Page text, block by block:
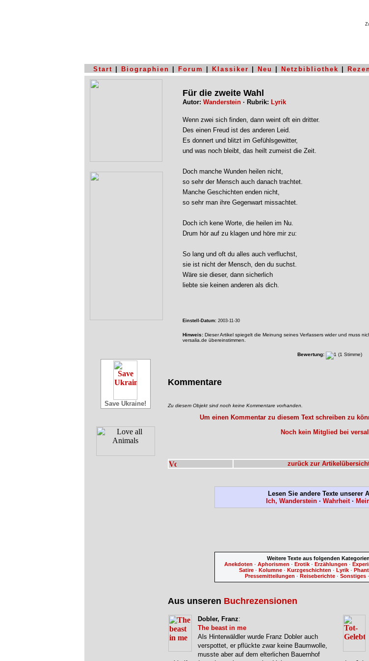
Start Biographien Forum Klassiker Neu Netzbibliothek
Save Ukraine!
Für die zweite Wahl
Autor: Wanderstein · Rubrik: Lyrik
Wenn zwei sich finden, dann weint oft ein dritter.
Des einen Freud ist des anderen Leid.
Es donnert und blitzt im Gefühlsgewitter,
und was noch bleibt, das heilt zumeist die Zeit.
Doch manche Wunden heilen nicht,
so sehr der Mensch auch danach trachtet.
Manche Geschichten enden nicht,
so sehr man ihre Gegenwart missachtet.
Doch ich kene Worte, die heilen im Nu.
Drum hör auf zu klagen und höre mir zu:
So lang und oft du alles auch verfluchst,
sie ist nicht der Mensch, den du suchst.
Wäre sie dieser, dann sicherlich
liebte sie keinen anderen als dich.
Einstell-Datum: 2003-11-30
Hinweis: Dieser Artikel spiegelt die Meinung seines Verfassers wider und muss
versalia.de übereinstimmen.
Bewertung: (1 Stimme)
Kommentare
Zu diesem Objekt sind noch keine Kommentare vorhanden.
Um einen Kommentar zu diesem Text schreiben zu
Noch kein Mitglied bei
zurück zur
Lesen Sie andere Texte unserer
Ich, Wanderstein · Wahrheit ·
Weitere Texte aus folgenden
Anekdoten · Aphorismen · Erotik· Erzählungen ·
Satire· Kolumne· Kurzgeschichten · Lyrik·
Pressemitteilungen · Reiseberichte · Sonstiges ·
Aus unseren Buchrezensionen
Dobler, Franz:
The beast in me
Als Hinterwäldler wurde Franz Dobler auch
verspottet, er pflückte zwar keine Baumwolle,
musste aber auf dem elterlichen Bauernhof